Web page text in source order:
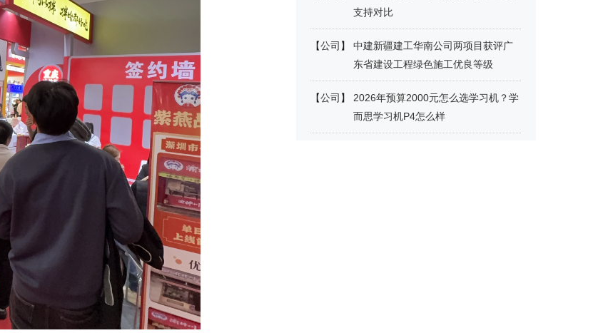
支持对比
【公司 】
中建新疆建工华南公司两项目获评广
东省建设工程绿色施工优良等级
【公司 】
2026年预算2000元怎么选学习机？学
而思学习机P4怎么样